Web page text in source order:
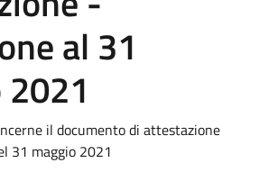
al 31
il documento di attestazione
31 maggio 2021